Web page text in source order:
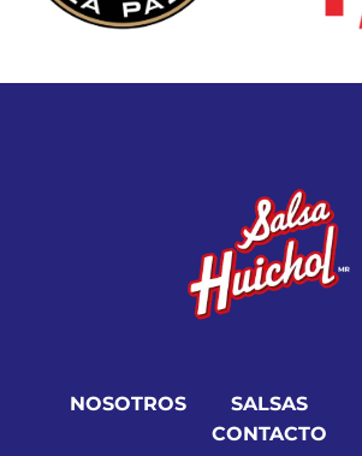
NOSOTROS SALSAS
CONTACTO